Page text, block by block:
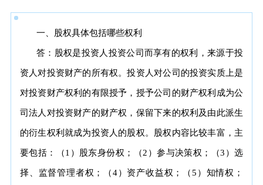
一、股权具体包括哪些权利
答：股权是投资人投资公司而享有的权利，来源于投
资人对投资财产的所有权。投资人对公司的投资实质上是
对投资财产权利的有限授予，授予公司的财产权利成为公
司法人对投资财产的财产权，保留下来的权利及由此派生
的衍生权利就成为投资人的股权。股权内容比较丰富，主
要包括：（1）股东身份权；（2）参与决策权；（3）选
择、监督管理者权；（4）资产收益权；（5）知情权；